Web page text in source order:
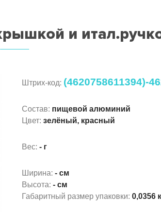
и
Штрих-код: (4620758611394)-
Состав: пищевой алюминий
Цвет: зелёный, красный
Вес: - г
Ширина: - см
Высота: - см
Габаритный размер упаковки: 0,0356